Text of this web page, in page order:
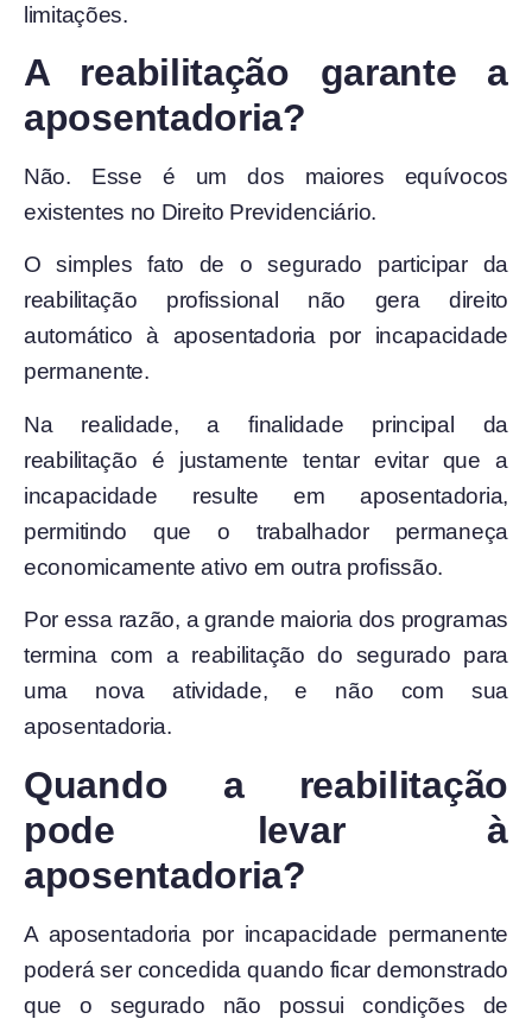
limitações.
A reabilitação garante a
aposentadoria?
Não. Esse é um dos maiores equívocos
existentes no Direito Previdenciário.
O simples fato de o segurado participar da
reabilitação profissional não gera direito
automático à aposentadoria por incapacidade
permanente.
Na realidade, a finalidade principal da
reabilitação é justamente tentar evitar que a
incapacidade resulte em aposentadoria,
permitindo que o trabalhador permaneça
economicamente ativo em outra profissão.
Por essa razão, a grande maioria dos programas
termina com a reabilitação do segurado para
uma nova atividade, e não com sua
aposentadoria.
Quando a reabilitação
pode levar à
aposentadoria?
A aposentadoria por incapacidade permanente
poderá ser concedida quando ficar demonstrado
que o segurado não possui condições de